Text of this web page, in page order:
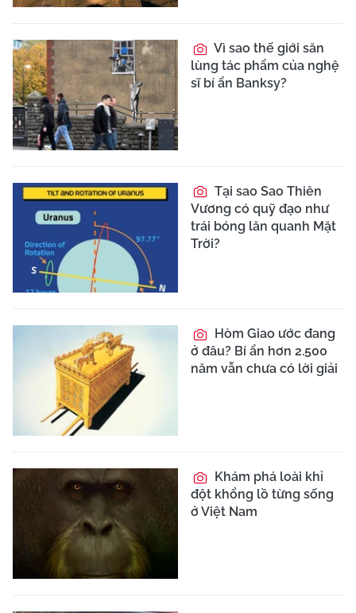
Vì sao thế giới săn
lùng tác phẩm của nghệ
sĩ bí ẩn Banksy?
Tại sao Sao Thiên
Vương có quỹ đạo như
trái bóng lăn quanh Mặt
Trời?
Hòm Giao ước đang
ở đâu? Bí ẩn hơn 2.500
năm vẫn chưa có lời giải
Khám phá loài khỉ
đột khổng lồ từng sống
ở Việt Nam